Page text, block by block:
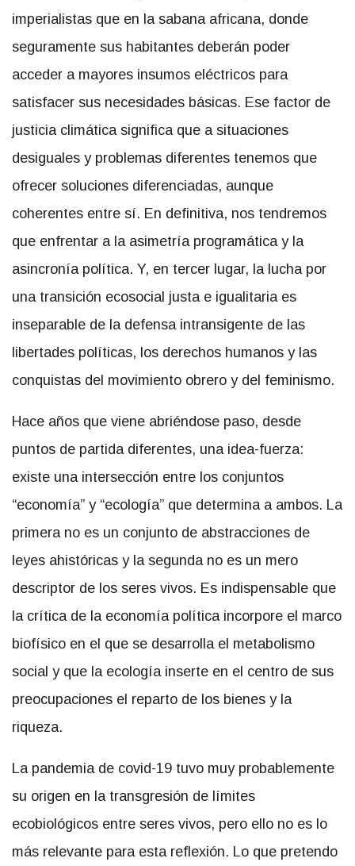
imperialistas que en la sabana africana, donde
seguramente sus habitantes deberán poder
acceder a mayores insumos eléctricos para
satisfacer sus necesidades básicas. Ese factor de
justicia climática significa que a situaciones
desiguales y problemas diferentes tenemos que
ofrecer soluciones diferenciadas, aunque
coherentes entre sí. En definitiva, nos tendremos
que enfrentar a la asimetría programática y la
asincronía política. Y, en tercer lugar, la lucha por
una transición ecosocial justa e igualitaria es
inseparable de la defensa intransigente de las
libertades políticas, los derechos humanos y las
conquistas del movimiento obrero y del feminismo.
Hace años que viene abriéndose paso, desde
puntos de partida diferentes, una idea-fuerza:
existe una intersección entre los conjuntos
“economía” y “ecología” que determina a ambos. La
primera no es un conjunto de abstracciones de
leyes ahistóricas y la segunda no es un mero
descriptor de los seres vivos. Es indispensable que
la crítica de la economía política incorpore el marco
biofísico en el que se desarrolla el metabolismo
social y que la ecología inserte en el centro de sus
preocupaciones el reparto de los bienes y la
riqueza.
La pandemia de covid-19 tuvo muy probablemente
su origen en la transgresión de límites
ecobiológicos entre seres vivos, pero ello no es lo
más relevante para esta reflexión. Lo que pretendo